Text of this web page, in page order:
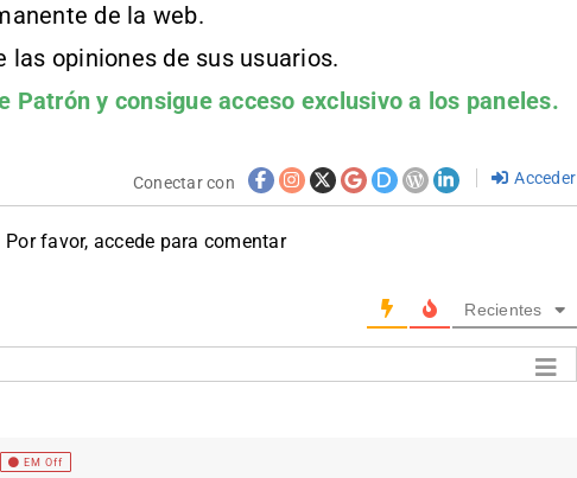
de la web.
las opiniones de sus usuarios.
Patrón y consigue acceso exclusivo a los paneles.
Conectar con Acceder
Por favor, accede para comentar
Recientes
EM Off